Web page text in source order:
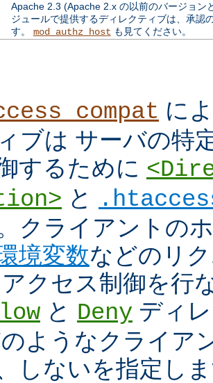
Apache 2.3 (Apache 2.x の以前のバージョン
ジュールで提供するディレクティブは、承認
す。 mod_authz_host も見てください。
に
ブは サーバの特
するために
と
クライアントの
境変数などのリ
クセス制御を行
と Deny ディ
ようなクライア
しないを指定し